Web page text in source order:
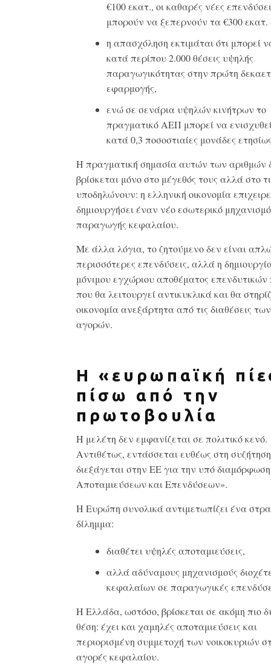
€100 εκατ., οι καθαρές νέες
μπορούν να ξεπερνούν τα €300 εκατ.
η απασχόληση εκτιμάται ότι μπορεί
κατά περίπου 2.000 θέσεις υψηλής
παραγωγικότητας στην πρώτη
εφαρμογής,
ενώ σε σενάρια υψηλών κινήτρων το
πραγματικό ΑΕΠ μπορεί να
κατά 0,3 ποσοστιαίες μονάδες
Η πραγματική σημασία αυτών των αριθμών
βρίσκεται μόνο στο μέγεθός τους αλλά στο τι
υποδηλώνουν: η ελληνική οικονομία
δημιουργήσει έναν νέο εσωτερικό μηχανισμό
παραγωγής κεφαλαίου.
Με άλλα λόγια, το ζητούμενο δεν είναι
περισσότερες επενδύσεις, αλλά η
μόνιμου εγχώριου αποθέματος
που θα λειτουργεί αντικυκλικά και θα
οικονομία ανεξάρτητα από τις διαθέσεις
αγορών.
Η «ευρωπαϊκή
πίσω από την
πρωτοβουλία
Η μελέτη δεν εμφανίζεται σε πολιτικό κενό.
Αντιθέτως, εντάσσεται ευθέως στη
διεξάγεται στην ΕΕ για την υπό
Αποταμιεύσεων και Επενδύσεων».
Η Ευρώπη συνολικά αντιμετωπίζει ένα
δίλημμα:
διαθέτει υψηλές αποταμιεύσεις,
αλλά αδύναμους μηχανισμούς
κεφαλαίων σε παραγωγικές
Η Ελλάδα, ωστόσο, βρίσκεται σε ακόμη πιο
θέση: έχει και χαμηλές αποταμιεύσεις και
περιορισμένη συμμετοχή των νοικοκυριών
αγορές κεφαλαίου.